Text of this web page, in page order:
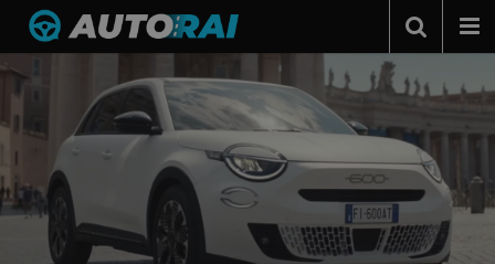
Autonieuws
Podcast
Autotests
Automerken
Adverteren